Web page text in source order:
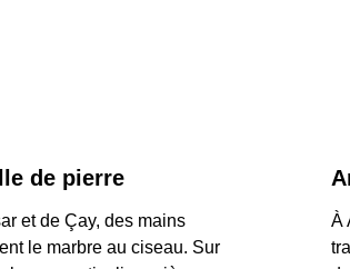
de pierre
et de Çay, des mains
le marbre au ciseau. Sur
À